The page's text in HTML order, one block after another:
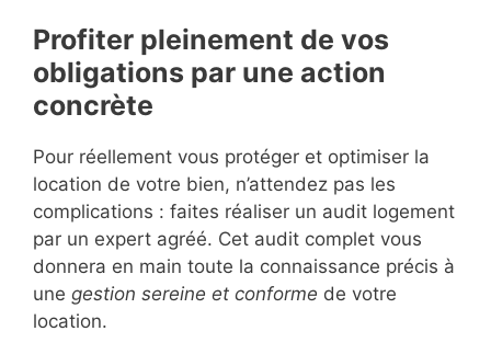
Profiter pleinement de vos
obligations par une action
concrète
Pour réellement vous protéger et optimiser la
location de votre bien, n’attendez pas les
complications : faites réaliser un audit logement
par un expert agréé. Cet audit complet vous
donnera en main toute la connaissance précis à
une gestion sereine et conforme de votre
location.